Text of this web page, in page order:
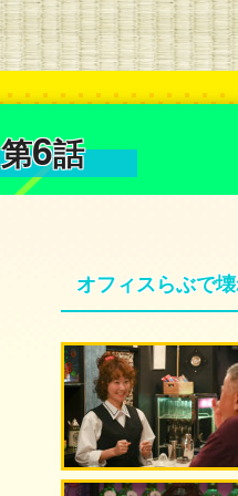
第6話
オフィスらぶで